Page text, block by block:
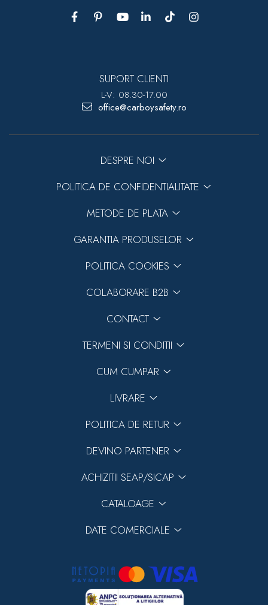
SUPORT CLIENTI
L-V: 08.30-17.00
office@carboysafety.ro
DESPRE NOI
POLITICA DE CONFIDENTIALITATE
METODE DE PLATA
GARANTIA PRODUSELOR
POLITICA COOKIES
COLABORARE B2B
CONTACT
TERMENI SI CONDITII
CUM CUMPAR
LIVRARE
POLITICA DE RETUR
DEVINO PARTENER
ACHIZITII SEAP/SICAP
CATALOAGE
DATE COMERCIALE